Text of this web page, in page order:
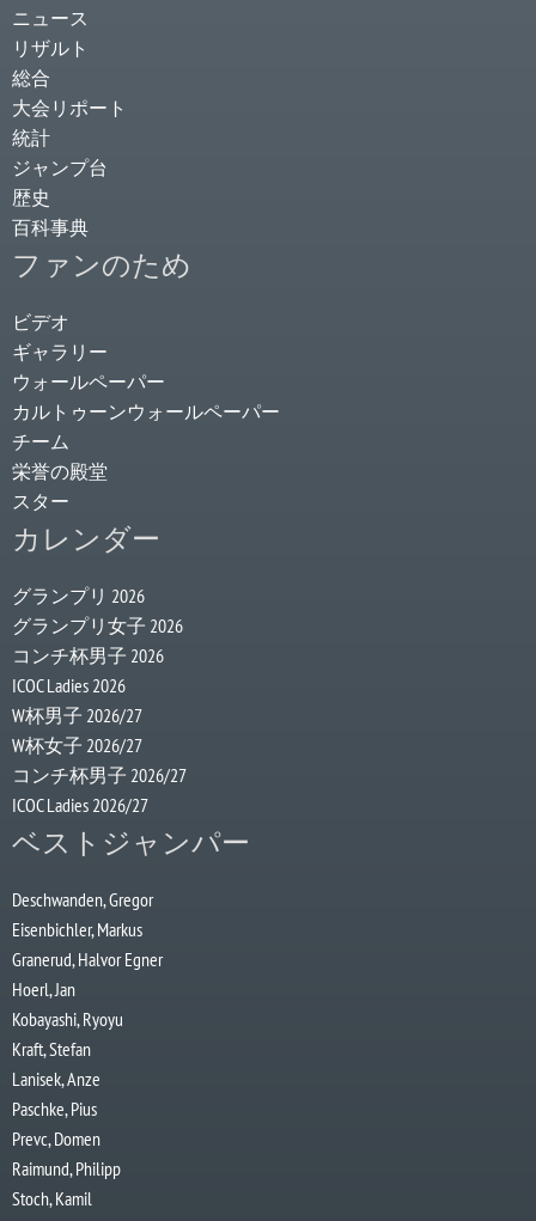
ニュース
リザルト
総合
大会リポート
統計
ジャンプ台
歴史
百科事典
ファンのため
ビデオ
ギャラリー
ウォールペーパー
カルトゥーンウォールペーパー
チーム
栄誉の殿堂
スター
カレンダー
グランプリ 2026
グランプリ女子 2026
コンチ杯男子 2026
ICOC Ladies 2026
W杯男子 2026/27
W杯女子 2026/27
コンチ杯男子 2026/27
ICOC Ladies 2026/27
ベストジャンパー
Deschwanden, Gregor
Eisenbichler, Markus
Granerud, Halvor Egner
Hoerl, Jan
Kobayashi, Ryoyu
Kraft, Stefan
Lanisek, Anze
Paschke, Pius
Prevc, Domen
Raimund, Philipp
Stoch, Kamil